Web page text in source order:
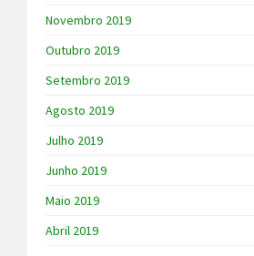
Novembro 2019
Outubro 2019
Setembro 2019
Agosto 2019
Julho 2019
Junho 2019
Maio 2019
Abril 2019